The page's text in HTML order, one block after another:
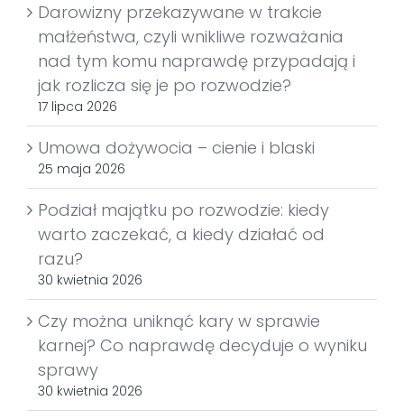
Darowizny przekazywane w trakcie
małżeństwa, czyli wnikliwe rozważania
nad tym komu naprawdę przypadają i
jak rozlicza się je po rozwodzie?
17 lipca 2026
Umowa dożywocia – cienie i blaski
25 maja 2026
Podział majątku po rozwodzie: kiedy
warto zaczekać, a kiedy działać od
razu?
30 kwietnia 2026
Czy można uniknąć kary w sprawie
karnej? Co naprawdę decyduje o wyniku
sprawy
30 kwietnia 2026